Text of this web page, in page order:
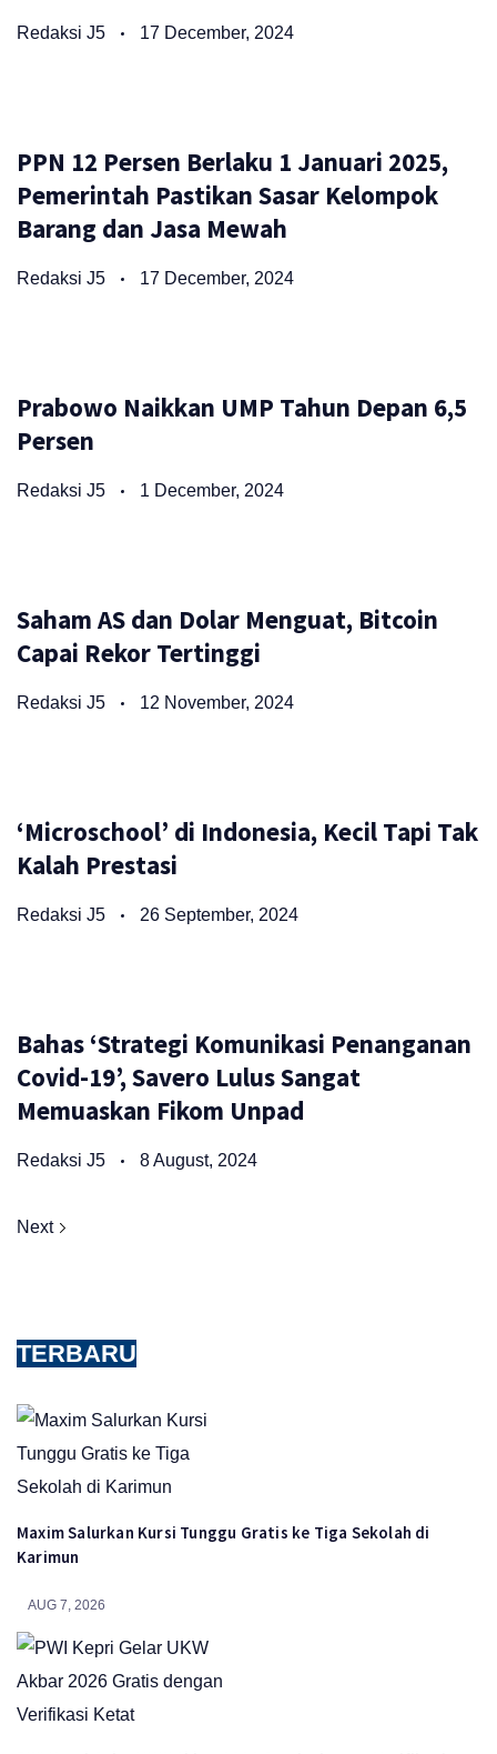
Redaksi J5 17 December, 2024
PPN 12 Persen Berlaku 1 Januari 2025,
Pemerintah Pastikan Sasar Kelompok
Barang dan Jasa Mewah
Redaksi J5 17 December, 2024
Prabowo Naikkan UMP Tahun Depan 6,5
Persen
Redaksi J5 1 December, 2024
Saham AS dan Dolar Menguat, Bitcoin
Capai Rekor Tertinggi
Redaksi J5 12 November, 2024
‘Microschool’ di Indonesia, Kecil Tapi Tak
Kalah Prestasi
Redaksi J5 26 September, 2024
Bahas ‘Strategi Komunikasi Penanganan
Covid-19’, Savero Lulus Sangat
Memuaskan Fikom Unpad
Redaksi J5 8 August, 2024
Next
TERBARU
Maxim Salurkan Kursi Tunggu Gratis ke Tiga Sekolah di
Karimun
AUG 7, 2026